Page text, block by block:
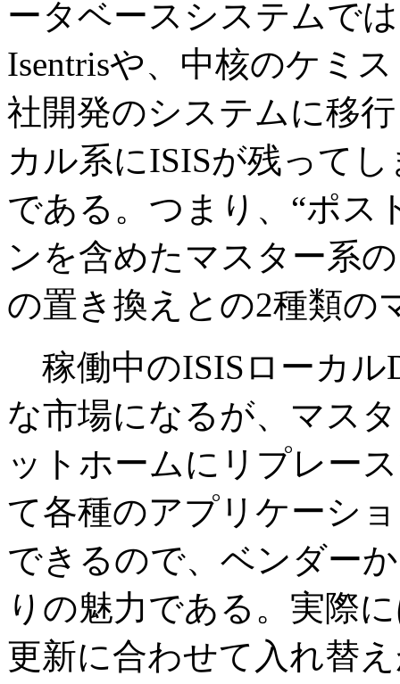
ータベースシステムで
Isentrisや、中核のケミ
社開発のシステムに移
カル系にISISが残って
である。つまり、“ポス
ンを含めたマスター系
の置き換えとの2種類の
稼働中のISISローカル
な市場になるが、マス
ットホームにリプレー
て各種のアプリケーシ
できるので、ベンダー
りの魅力である。実際
更新に合わせて入れ替